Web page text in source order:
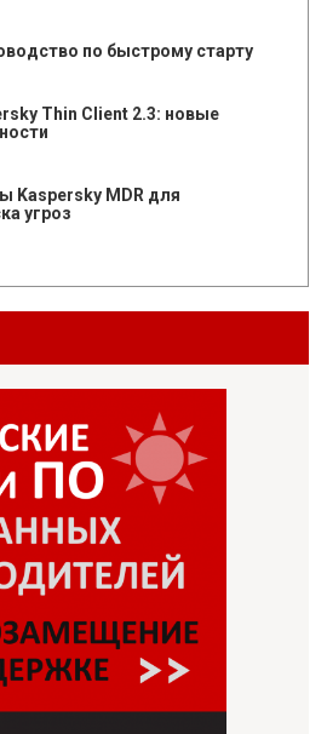
по быстрому старту
Thin Client 2.3: новые
Kaspersky MDR для
угроз